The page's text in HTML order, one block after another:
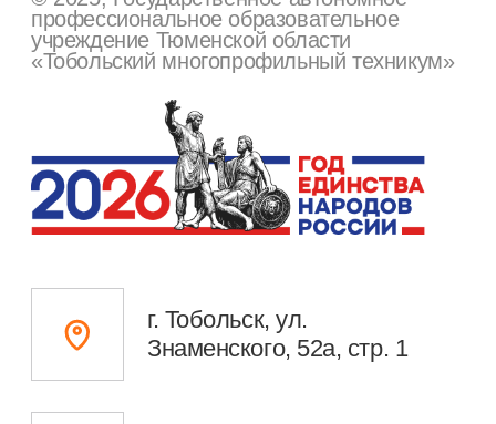
Техникум сегодня
Преподавателям
Сведения об образовательной
организации
Министерство просвещения РФ